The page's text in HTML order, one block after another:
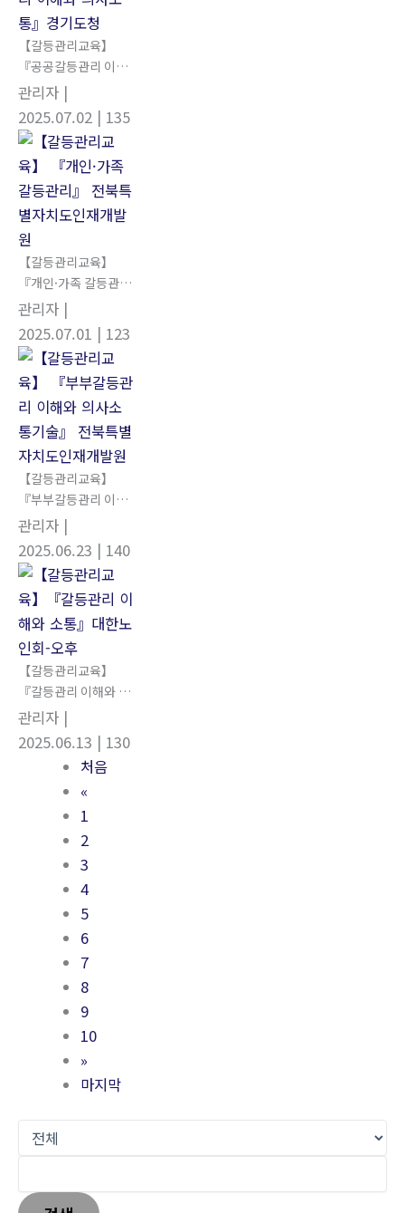
【갈등관리교육】
『공공갈등관리 이해
와 의사소통』경기도
청
관리자 |
2025.07.02 | 135
【갈등관리교육】
『개인·가족 갈등관
리』 전북특별자치도
인재개발원
관리자 |
2025.07.01 | 123
【갈등관리교육】
『부부갈등관리 이해
와 의사소통기술』 전
북특별자치도인재개
발원
관리자 |
2025.06.23 | 140
【갈등관리교육】
『갈등관리 이해와 소
통』대한노인회-오후
관리자 |
2025.06.13 | 130
처음
«
1
2
3
4
5
6
7
8
9
10
»
마지막